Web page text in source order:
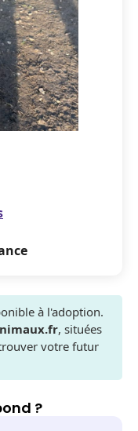
à l'adoption.
, situées
votre futur
?